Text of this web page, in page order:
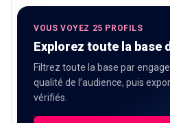
VOUS VOYEZ 25 PROFILS
Explorez toute la base
Filtrez toute la base par
qualité de l’audience, puis
vérifiés.